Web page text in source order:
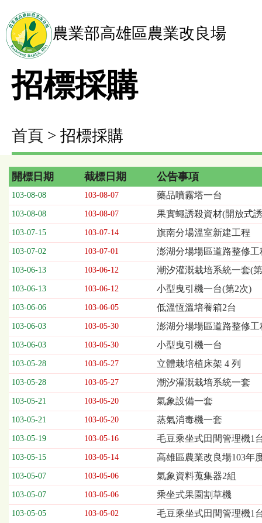
農業部高雄區農業改良場
招標採購
首頁 > 招標採購
招
標
採
購
列
表，
欄
位
依
序
開
標
期、
截
標
日
期、
公
告
事
項
開標日期 截標日期 公告事項
103-08-08 103-08-07 藥品噴霧塔一台
103-08-08 103-08-07 果實蠅誘殺資材(開放式
103-07-15 103-07-14 旗南分場溫室新建工程
103-07-02 103-07-01 澎湖分場場區道路整修工
103-06-13 103-06-12 潮汐灌溉栽培系統一套(
103-06-13 103-06-12 小型曳引機一台(第2次)
103-06-06 103-06-05 低溫恆溫培養箱2台
103-06-03 103-05-30 澎湖分場場區道路整修工
103-06-03 103-05-30 小型曳引機一台
103-05-28 103-05-27 立體栽培植床架 4 列
103-05-28 103-05-27 潮汐灌溉栽培系統一套
103-05-21 103-05-20 氣象設備一套
103-05-21 103-05-20 蒸氣消毒機一套
103-05-19 103-05-16 毛豆乘坐式田間管理機1
103-05-15 103-05-14 高雄區農業改良場103年
103-05-07 103-05-06 氣象資料蒐集器2組
103-05-07 103-05-06 乘坐式果園割草機
103-05-05 103-05-02 毛豆乘坐式田間管理機1